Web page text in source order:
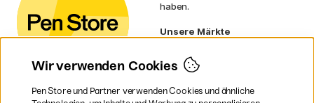
haben.
Unsere Märkte
Norwegen
Dänemark
Frankreich
Wir verwenden Cookies
Pen Store und Partner verwenden Cookies und ähnliche